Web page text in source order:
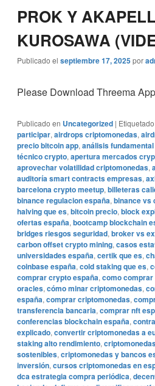
PROK Y
KUROSAWA
Publicado el septiembre 17, 2025por
Please Download Threema
Publicado en Uncategorized | Etiquetado
participar, airdrops criptomonedas,
precio bitcoin app, análisis
técnico crypto, apertura mercados
aprovechar volatilidad criptomonedas,
auditoría smart contracts empresas,
barcelona crypto meetup, billeteras
binance regulacion españa, binance vs
halving que es, bitcoin precio, block
ofertas españa, bootcamp blockchain
bridges riesgos seguridad, broker vs
carbon offset crypto mining, casos
universidades españa, certik que es,
coinbase españa, cold staking que es,
comprar crypto españa, como
oracles, cómo minar criptomonedas,
españa, comprar criptomonedas,
transferencia bancaria, comprar nft
conferencias blockchain españa,
explicado, convertir criptomonedas a
staking alto rendimiento,
sostenibles, criptomonedas y bancos
inversión, cursos criptomonedas en
dca estrategia compra periódica,